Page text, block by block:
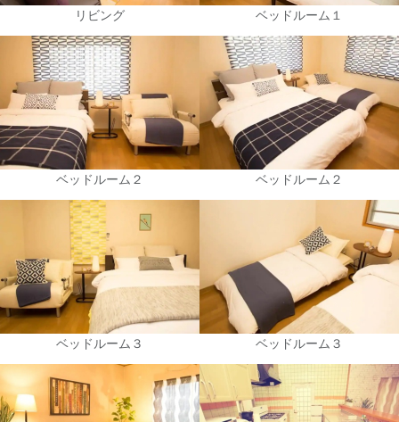
リビング ベッドルーム１
ベッドルーム２ ベッドルーム２
ベッドルーム３ ベッドルーム３